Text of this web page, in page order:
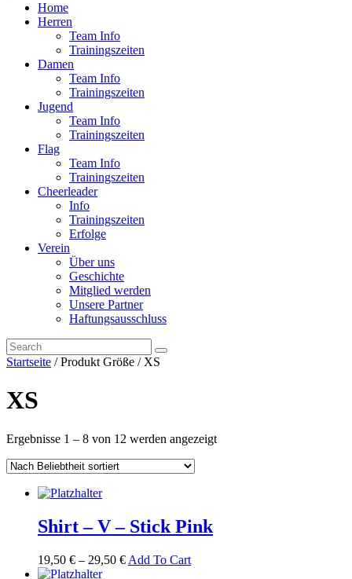
Home
Herren
Team Info
Trainingszeiten
Damen
Team Info
Trainingszeiten
Jugend
Team Info
Trainingszeiten
Flag
Team Info
Trainingszeiten
Cheerleader
Info
Trainingszeiten
Erfolge
Verein
Über uns
Geschichte
Mitglied werden
Unsere Partner
Haftungsausschluss
Startseite / Produkt Größe / XS
XS
Ergebnisse 1 – 8 von 12 werden angezeigt
Shirt – V – Stick Pink
19,50 € – 29,50 € Add To Cart